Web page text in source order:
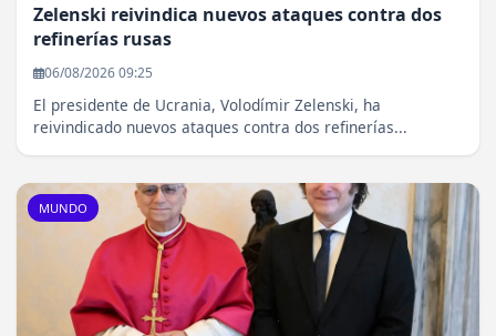
Zelenski reivindica nuevos ataques contra dos
refinerías rusas
06/08/2026 09:25
El presidente de Ucrania, Volodímir Zelenski, ha
reivindicado nuevos ataques contra dos refinerías...
MUNDO